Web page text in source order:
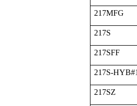
217MFG
217S
217SFF
217S-
217SZ